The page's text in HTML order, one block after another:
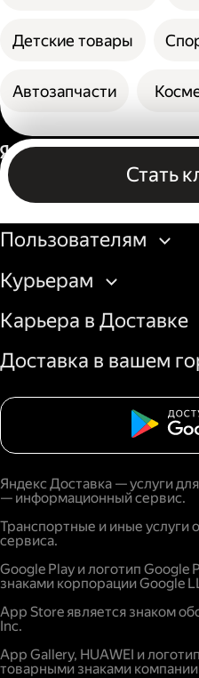
Детские товары
Автозапчасти
Стать
Бизнесу
Пользователям
Курьерам
Карьера в Доставке
Доставка в вашем
Яндекс Доставка — услуги
— информационный сервис.
Транспортные и иные услуги
сервиса.
Google Play и логотип Google
знаками корпорации Google
App Store является знаком
Inc.
App Gallery, HUAWEI и
товарными знаками